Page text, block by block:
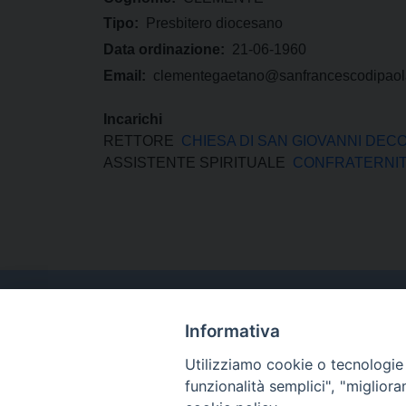
Tipo:
Presbitero diocesano
Data ordinazione: 21-06-1960
Email:
Incarichi
RETTORE
CHIESA DI SAN GIOVANNI
ASSISTENTE SPIRITUALE
Informativa
Utilizziamo cookie o
funzionalità semplici",